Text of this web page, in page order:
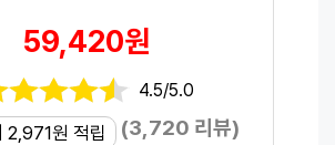
59,420원
4.5/5.0
2,971원 적립 (3,720 리뷰)